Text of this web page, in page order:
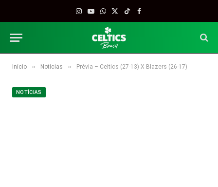
Instagram
YouTube
WhatsApp
X
TikTokFacebook
Início » Notícias » Prévia – Celtics (27-13) X Blazers (26-17)
NOTÍCIAS